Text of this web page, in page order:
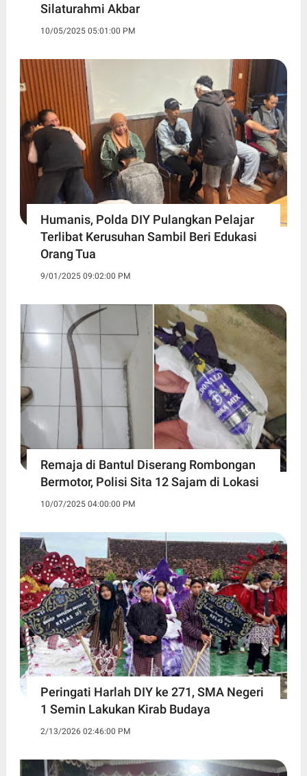
Silaturahmi Akbar
10/05/2025 05:01:00 PM
Humanis, Polda DIY Pulangkan Pelajar
Terlibat Kerusuhan Sambil Beri Edukasi
Orang Tua
9/01/2025 09:02:00 PM
Remaja di Bantul Diserang Rombongan
Bermotor, Polisi Sita 12 Sajam di Lokasi
10/07/2025 04:00:00 PM
Peringati Harlah DIY ke 271, SMA Negeri
1 Semin Lakukan Kirab Budaya ‎
2/13/2026 02:46:00 PM